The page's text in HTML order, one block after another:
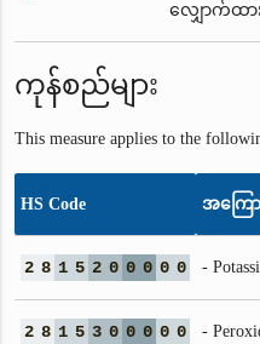
လျှောက်ထား
ကုန်စည်များ
This measure applies to the
HS Code အကြေ
2 8 1 5 2 0 0 0 0 0 -
2 8 1 5 3 0 0 0 0 0 -